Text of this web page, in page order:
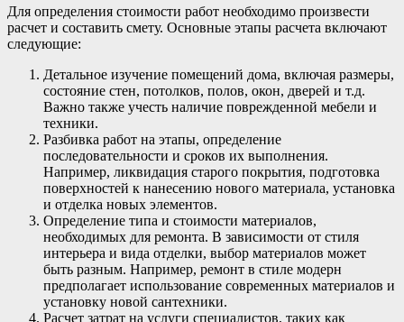
Для определения стоимости работ необходимо произвести
расчет и составить смету. Основные этапы расчета включают
следующие:
Детальное изучение помещений дома, включая размеры,
состояние стен, потолков, полов, окон, дверей и т.д.
Важно также учесть наличие поврежденной мебели и
техники.
Разбивка работ на этапы, определение
последовательности и сроков их выполнения.
Например, ликвидация старого покрытия, подготовка
поверхностей к нанесению нового материала, установка
и отделка новых элементов.
Определение типа и стоимости материалов,
необходимых для ремонта. В зависимости от стиля
интерьера и вида отделки, выбор материалов может
быть разным. Например, ремонт в стиле модерн
предполагает использование современных материалов и
установку новой сантехники.
Расчет затрат на услуги специалистов, таких как